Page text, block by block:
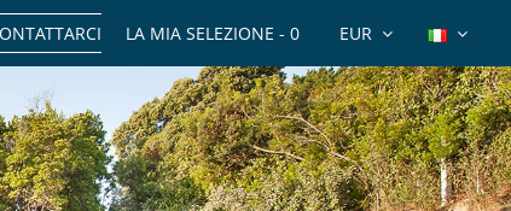
EUR
LA MIA SELEZIONE - 0